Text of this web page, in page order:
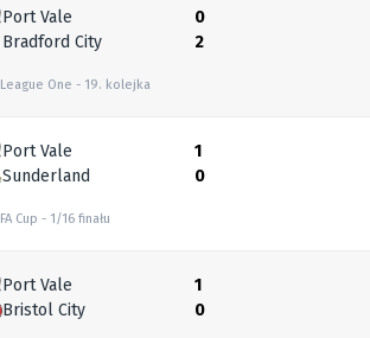
Port Vale
Bradford City
League One 19. kolejka
0
2
Port Vale
Sunderland
FA Cup 1/16 finału
1
0
Port Vale
Bristol City
1
0